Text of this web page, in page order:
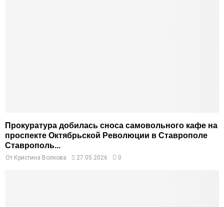
Прокуратура добилась сноса самовольного кафе на
проспекте Октябрьской Революции в Ставрополе
Ставрополь...
От Кристина Волкова 27.05.2026 0